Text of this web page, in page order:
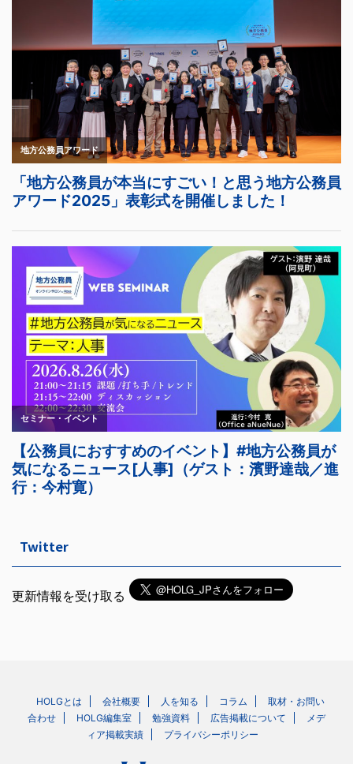
Twitter
更新情報を受け取る
HOLGとは 会社概要 人を知る コラム
取材・お問い
合わせ
HOLG編集室 勉強資料 広告掲載について
メデ
ィア掲載実績
プライバシーポリシー